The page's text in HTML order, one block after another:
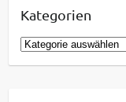
Kategorien
K
a